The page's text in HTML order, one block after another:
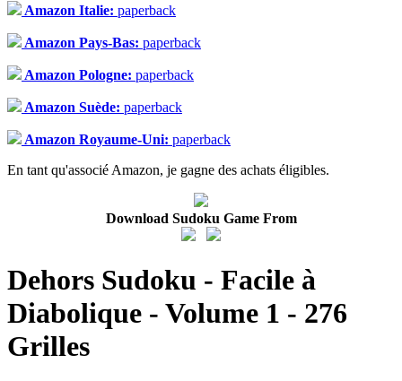
Amazon Italie: paperback
Amazon Pays-Bas: paperback
Amazon Pologne: paperback
Amazon Suède: paperback
Amazon Royaume-Uni: paperback
En tant qu'associé Amazon, je gagne des achats éligibles.
Download Sudoku Game From
Dehors Sudoku - Facile à
Diabolique - Volume 1 - 276
Grilles